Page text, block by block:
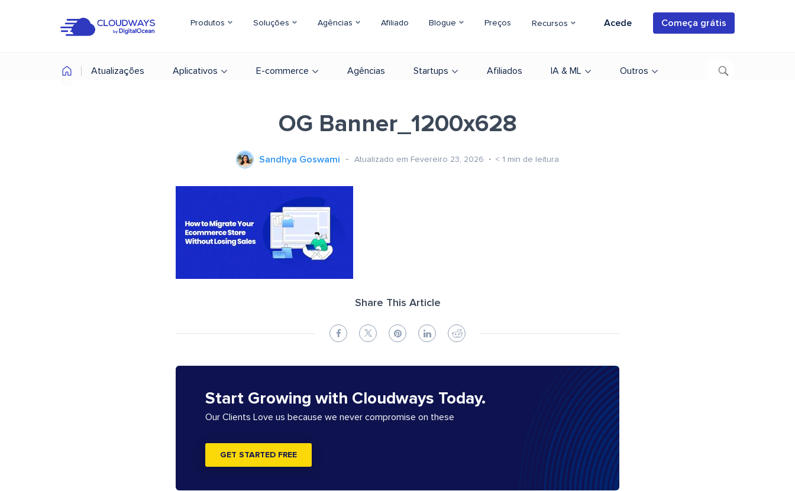
Produtos Soluções Agências Afiliado Blogue Preços Recursos Acede Começa grátis
Atualizações Aplicativos E-commerce Agências Startups Afiliados IA & ML Outros
OG Banner_1200x628
Sandhya Goswami Atualizado em Fevereiro 23, 2026 < 1 min de leitura
Share This Article
Start Growing with Cloudways Today.
Our Clients Love us because we never compromise on these
GET STARTED FREE